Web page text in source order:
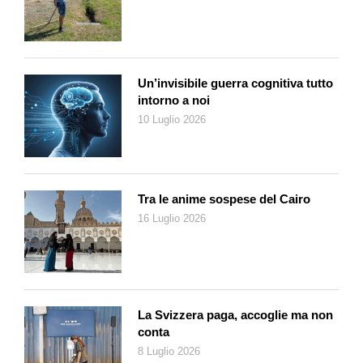
chiamiamo Malattia X». È un dato «di fatto», suffragato dai
risultati di due anni di lavoro dell’OMS i cui risultati sono
documento Pathogens prioritization: a scientific framework for
epidemic and pandemic research preparedness che riporta 32
virus e batteri a cui si aggiunge il patogeno X, (oggi ignoto)
che, come nel 2019 con il virus SarsCoV2, potrebbe emergere
(batteri con alte percentuali di resistenza agli antibiotici). Infine,
ci sono malattie trasmesse da vettori come Dengue e
Chikungunya, mentre tra gli osservati speciali vi sono
numerosi virus influenzali e aviari a cui si aggiungono le
ebola, virus Zika e coronavirus. «La storia insegna che
scienza e determinazione politica sono essenziali per mitigare
l’impatto di una pandemia», afferma il direttore generale
Un’invisibile guerra cognitiva tutto
intorno a noi
10 Luglio 2026
Tra le anime sospese del Cairo
16 Luglio 2026
La Svizzera paga, accoglie ma non
conta
8 Luglio 2026